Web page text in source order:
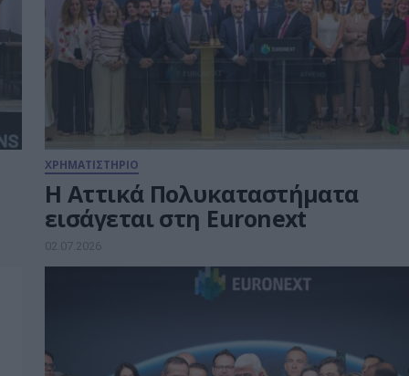
ΧΡΗΜΑΤΙΣΤΗΡΙΟ
Η Αττικά Πολυκαταστήματα
εισάγεται στη Euronext
02.07.2026